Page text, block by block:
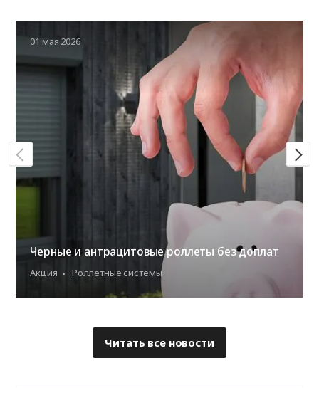
01 мая 2026
Черные и антрацитовые роллеты без доплат
Акция Роллетные системы
Читать все новости